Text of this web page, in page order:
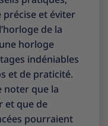
précise et éviter
de la
horloge
indéniables
et de praticité.
noter que la
et que de
pourraient